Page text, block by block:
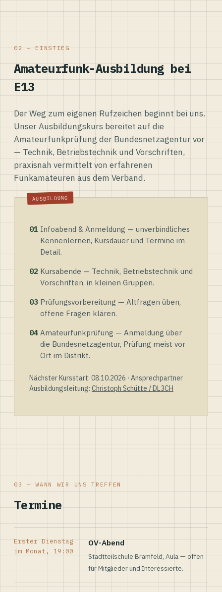
02 — EINSTIEG
Amateurfunk-Ausbildung bei
E13
Der Weg zum eigenen Rufzeichen beginnt bei uns.
Unser Ausbildungskurs bereitet auf die
Amateurfunkprüfung der Bundesnetzagentur vor
— Technik, Betriebstechnik und Vorschriften,
praxisnah vermittelt von erfahrenen
Funkamateuren aus dem Verband.
01 Infoabend & Anmeldung — unverbindliches
Kennenlernen, Kursdauer und Termine im
Detail.
02 Kursabende — Technik, Betriebstechnik und
Vorschriften, in kleinen Gruppen.
03 Prüfungsvorbereitung — Altfragen üben,
offene Fragen klären.
04 Amateurfunkprüfung — Anmeldung über
die Bundesnetzagentur, Prüfung meist vor
Ort im Distrikt.
Nächster Kursstart: 08.10.2026 · Ansprechpartner
Ausbildungsleitung: Christoph Schütte / DL3CH
03 — WANN WIR UNS TREFFEN
Termine
Erster Dienstag
im Monat, 19:00
OV-Abend
Stadtteilschule Bramfeld, Aula — offen
für Mitglieder und Interessierte.